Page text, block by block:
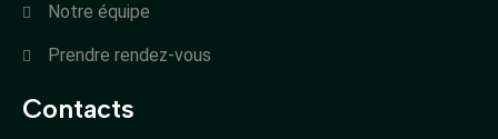
Notre équipe
Prendre rendez-vous
Contacts